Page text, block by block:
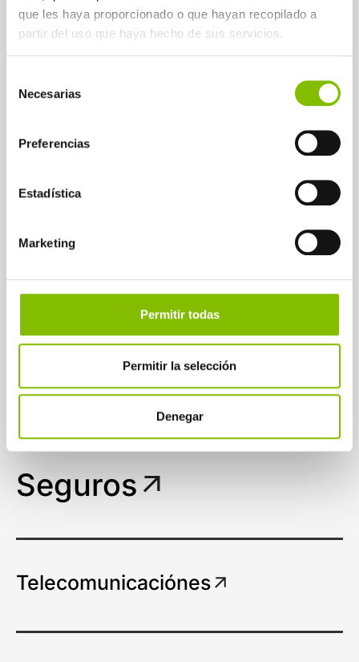
que les haya proporcionado o que hayan recopilado a
partir del uso que haya hecho de sus servicios.
Necesarias
Preferencias
Estadística
Marketing
Permitir todas
Permitir la selección
Denegar
Otros sectores
Seguros
Telecomunicaciónes